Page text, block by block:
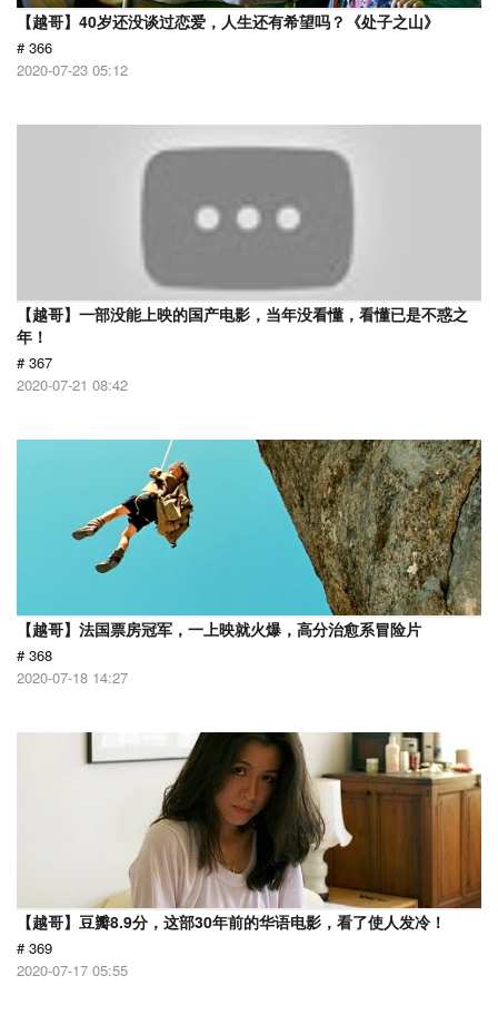
【越哥】40岁还没谈过恋爱，人生还有希望吗？《处子之山》
# 366
2020-07-23 05:12
【越哥】一部没能上映的国产电影，当年没看懂，看懂已是不惑之
年！
# 367
2020-07-21 08:42
【越哥】法国票房冠军，一上映就火爆，高分治愈系冒险片
# 368
2020-07-18 14:27
【越哥】豆瓣8.9分，这部30年前的华语电影，看了使人发冷！
# 369
2020-07-17 05:55